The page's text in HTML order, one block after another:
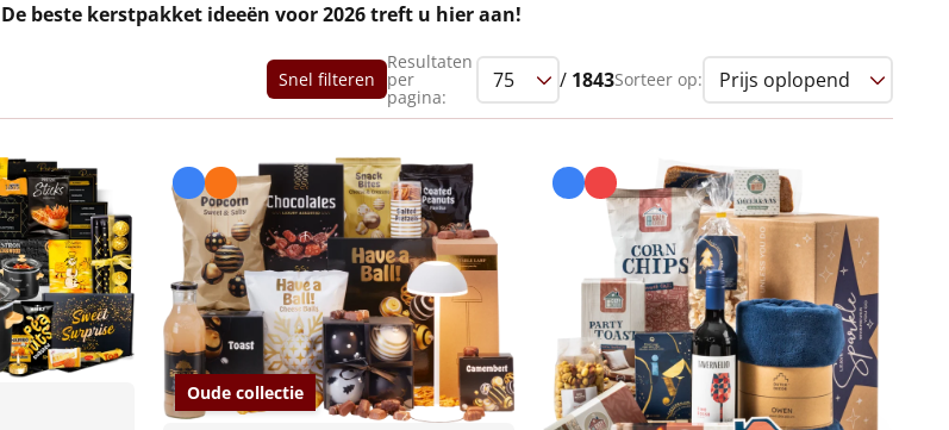
De beste kerstpakket ideeën voor 2026 treft u hier aan!
Snel filteren
Resultaten
per
pagina:
/ 1843Sorteer op:
Oude collectie